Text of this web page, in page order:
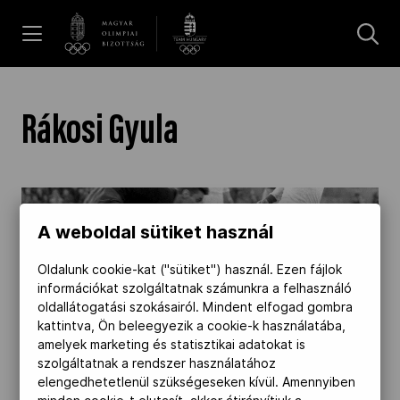
Dakar 2026
Los Angeles 2028
MOB
Rákosi Gyula
85 éves Rákosi Gyula" />
85 éves Rákosi Gyula
85 esztendős az olimpiai és Európa-bajnoki
bronzérmes labdarúgó, későbbi edző, női
szövetségi kapitány, a MOB Fair Play-díjas
A weboldal sütiket használ
Oldalunk cookie-kat ("sütiket") használ. Ezen fájlok
információkat szolgáltatnak számunkra a felhasználó
oldallátogatási szokásairól. Mindent elfogad gombra
kattintva, Ön beleegyezik a cookie-k használatába,
amelyek marketing és statisztikai adatokat is
szolgáltatnak a rendszer használatához
elengedhetetlenül szükségeseken kívül. Amennyiben